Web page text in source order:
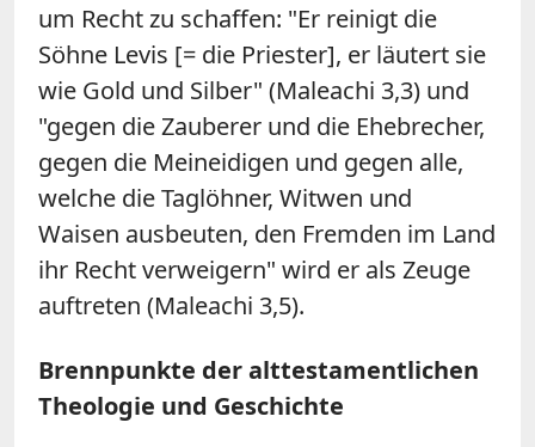
um Recht zu schaffen: "Er reinigt die
Söhne Levis [= die Priester], er läutert sie
wie Gold und Silber" (Maleachi 3,3) und
"gegen die Zauberer und die Ehebrecher,
gegen die Meineidigen und gegen alle,
welche die Taglöhner, Witwen und
Waisen ausbeuten, den Fremden im Land
ihr Recht verweigern" wird er als Zeuge
auftreten (Maleachi 3,5).
Brennpunkte der alttestamentlichen
Theologie und Geschichte